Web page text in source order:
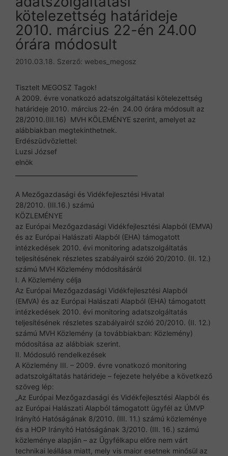
kötelezettség határideje
2010. március 22-én 24.00
órára módosult
2010.03.18. Szerző: webes_megosz
Tisztelt MEGOSZ Tagok!
A 2009. évre vonatkozó adatszolgáltatási kötelezettség
határideje 2010. március 22-én 24.00 órára módosult az
28/2010.(III.16) MVH KÖLEMÉNYE szerint, amelyet az
alábbiakban megtekinthetnek.
Erdészüdvözlettel:
Luzsi József
elnök
A Mezőgazdasági és Vidékfejlesztési Hivatal
28/2010. (III.16.) számú
KÖZLEMÉNYE
az Európai Mezőgazdasági Vidékfejlesztési Alapból (EMVA)
és az Európai Halászati Alapból (EHA) támogatott
intézkedések 2010. évi monitoring adatszolgáltatás
teljesítésének részletes szabályairól szóló 20/2010. (II. 12.)
számú MVH Közlemény módosításáról
I. A Közlemény célja
Az Európai Mezőgazdasági Vidékfejlesztési Alapból
(EMVA) és az Európai Halászati Alapból (EHA) támogatott
intézkedések 2010. évi monitoring adatszolgáltatás
teljesítésének részletes szabályairól szóló 20/2010. (II. 12.)
számú MVH Közlemény (a továbbiakban: Közlemény)
módosítása az alábbiak szerint.
II. Módosuló rendelkezések
A Közlemény III. – 2009. évre vonatkozó monitoring
adatszolgáltatás határideje – fejezete helyébe a következő
szöveg lép:
„Az Európai Mezőgazdasági és Vidékfejlesztési Alapból és
az Európai Halászati Alapból támogatott ügyfél az ÚMVP
Irányító Hatóságának 8/2010. (III. 11.) számú közleménye
és a HOP Irányító Hatóságának 3/2010. (III. 16.) számú
közleménye alapján – az Ügyfélkapu előre nem várt
technikai leállása miatt, mely vis maior esetnek minősül az